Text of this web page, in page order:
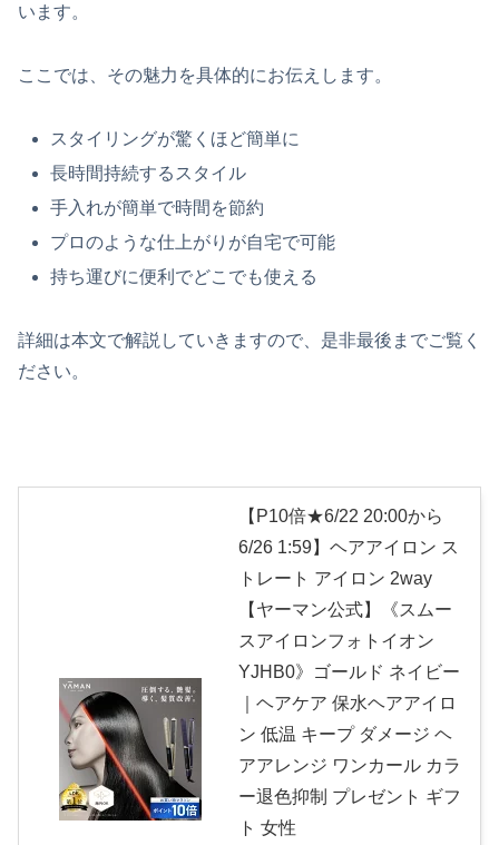
います。
ここでは、その魅力を具体的にお伝えします。
スタイリングが驚くほど簡単に
長時間持続するスタイル
手入れが簡単で時間を節約
プロのような仕上がりが自宅で可能
持ち運びに便利でどこでも使える
詳細は本文で解説していきますので、是非最後までご覧く
ださい。
【P10倍★6/22 20:00から
6/26 1:59】ヘアアイロン ス
トレート アイロン 2way
【ヤーマン公式】《スムー
スアイロンフォトイオン
YJHB0》ゴールド ネイビー
｜ヘアケア 保水ヘアアイロ
ン 低温 キープ ダメージ ヘ
アアレンジ ワンカール カラ
ー退色抑制 プレゼント ギフ
ト 女性